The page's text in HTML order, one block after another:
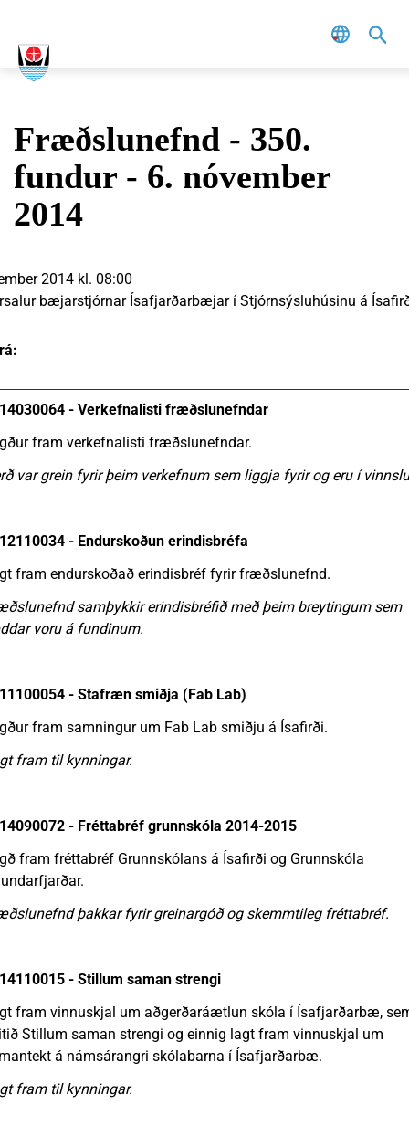
Fræðslunefnd - 350.
fundur - 6. nóvember
2014
2014 kl. 08:00
bæjarstjórnar Ísafjarðarbæjar í Stjórnsýsluhúsinu á
- Verkefnalisti fræðslunefndar
fram verkefnalisti fræðslunefndar.
var grein fyrir þeim verkefnum sem liggja fyrir og eru í
- Endurskoðun erindisbréfa
fram endurskoðað erindisbréf fyrir fræðslunefnd.
samþykkir erindisbréfið með þeim breytingum sem
voru á fundinum.
- Stafræn smiðja (Fab Lab)
fram samningur um Fab Lab smiðju á Ísafirði.
fram til kynningar.
- Fréttabréf grunnskóla 2014-2015
fram fréttabréf Grunnskólans á Ísafirði og Grunnskóla
þakkar fyrir greinargóð og skemmtileg fréttabréf.
- Stillum saman strengi
fram vinnuskjal um aðgerðaráætlun skóla í Ísafjarðarbæ,
Stillum saman strengi og einnig lagt fram vinnuskjal um
á námsárangri skólabarna í Ísafjarðarbæ.
fram til kynningar.